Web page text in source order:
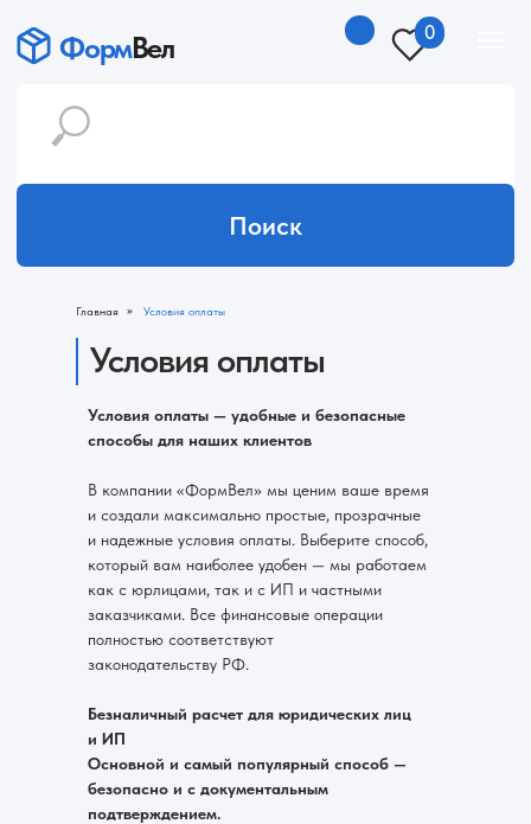
Форм
Условия оплаты
Условия оплаты
»
Главная
Условия оплаты — удобные и безопасные
способы для наших клиентов
В компании «ФормВел» мы ценим ваше время
и создали максимально простые, прозрачные
и надежные условия оплаты. Выберите способ,
который вам наиболее удобен — мы работаем
как с юрлицами, так и с ИП и частными
заказчиками. Все финансовые операции
полностью соответствуют
законодательству РФ.
Безналичный расчет для юридических лиц
и ИП
Основной и самый популярный способ —
безопасно и с документальным
подтверждением.